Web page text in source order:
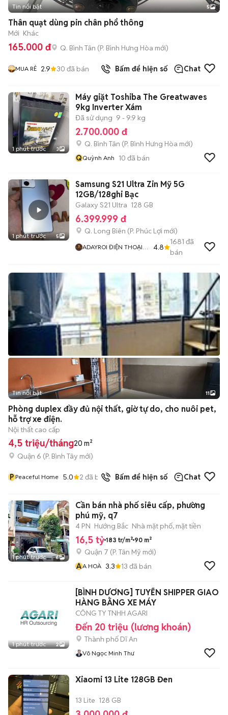
Tin nổi bật 5
Thân quạt dùng pin chân phổ thông
Mới Khác
165.000 đ Q. Bình Tân (P. Bình Hưng Hòa mới)
MUA RẺ 2.9 30 đã bán Bấm để hiện số Chat
1 phút trước 3
Máy giặt Toshiba The Greatwaves
9kg Inverter Xám
Đã sử dụng 9 - 9.9 kg
2.700.000 đ
Q. Bình Tân (P. Bình Hưng Hòa mới)
QQuỳnh Anh 10 đã bán
1 phút trước 5
Samsung S21 Ultra Zin Mỹ 5G
12GB/128ghi Bạc
Galaxy S21 Ultra 128 GB
6.399.999 đ
Q. Long Biên (P. Phúc Lợi mới)
ADAYROI ĐIỆN THOẠI
4.8
1681 đã
bán
+2
Tin nổi bật 11
Phòng duplex đầy đủ nội thất, giờ tự do, cho nuôi pet,
hỗ trợ xe điện.
Nội thất cao cấp
4,5 triệu/tháng20 m²
Quận 6 (P. Bình Tây mới)
P Peaceful Home 5.0 2 đã bán Bấm để hiện số Chat
1 phút trước 6
Cần bán nhà phố siêu cấp, phường
phú mỹ, q7
4 PN Hướng Bắc Nhà mặt phố, mặt tiền
16,5 tỷ 183 tr/m² 90 m²
Quận 7 (P. Tân Mỹ mới)
AA HOÀ 3.3 13 đã bán
1 phút trước 2
[BÌNH DƯƠNG] TUYỂN SHIPPER GIAO
HÀNG BẰNG XE MÁY
CÔNG TY TNHH AGARI
Đến 20 triệu (lương khoán)
Thành phố Dĩ An
Võ Ngọc Minh Thư
Xiaomi 13 Lite 128GB Đen
13 Lite 128 GB